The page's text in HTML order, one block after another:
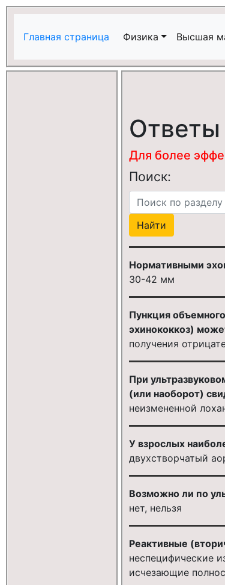
Главная страница Физика Высшая
Для более
Поиск:
Нормативными
30-42 мм
Пункция
эхинококкоз)
получения
При
(или наоборот)
неизмененной
У взрослых
двухстворчатый
Возможно ли по
нет, нельзя
Реактивные
неспецифические
исчезающие